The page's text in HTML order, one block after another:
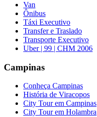
Van
Ônibus
Táxi Executivo
Transfer e Traslado
Transporte Executivo
Uber | 99 | CHM 2006
Campinas
Conheça Campinas
História de Viracopos
City Tour em Campinas
City Tour em Holambra